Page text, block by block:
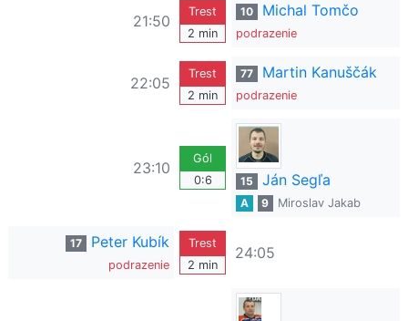
21:50
Trest
2 min
10 Michal Tomčo
podrazenie
22:05
Trest
2 min
77 Martin Kanuščák
podrazenie
23:10
Gól
0:6
15 Ján Segľa
A 9 Miroslav Jakab
17 Peter Kubík
podrazenie
Trest
2 min
24:05